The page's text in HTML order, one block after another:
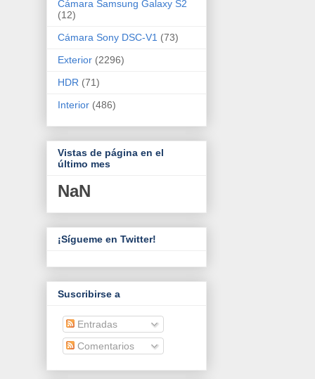
Cámara Samsung Galaxy S2
(12)
Cámara Sony DSC-V1 (73)
Exterior (2296)
HDR (71)
Interior (486)
Vistas de página en el
último mes
NaN
¡Sígueme en Twitter!
Suscribirse a
Entradas
Comentarios